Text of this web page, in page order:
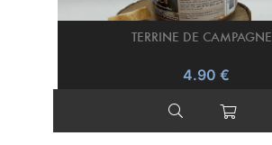
TERRINE DE CAMPAGNE
4.90 €